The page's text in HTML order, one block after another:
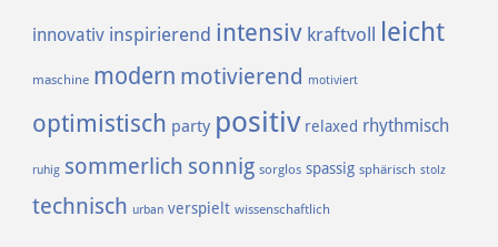
innovativ inspirierend intensiv kraftvoll leicht
maschine modern motivierend motiviert
optimistisch party positiv relaxed rhythmisch
ruhig sommerlich sonnig sorglos spassig sphärisch stolz
technisch urban verspielt wissenschaftlich